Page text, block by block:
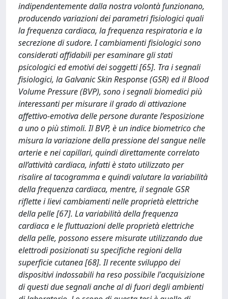
indipendentemente dalla nostra volontà funzionano,
producendo variazioni dei parametri fisiologici quali
la frequenza cardiaca, la frequenza respiratoria e la
secrezione di sudore. I cambiamenti fisiologici sono
considerati affidabili per esaminare gli stati
psicologici ed emotivi dei soggetti [65]. Tra i segnali
fisiologici, la Galvanic Skin Response (GSR) ed il Blood
Volume Pressure (BVP), sono i segnali biomedici più
interessanti per misurare il grado di attivazione
affettivo-emotiva delle persone durante l’esposizione
a uno o più stimoli. Il BVP, è un indice biometrico che
misura la variazione della pressione del sangue nelle
arterie e nei capillari, quindi direttamente correlato
all’attività cardiaca, infatti è stato utilizzato per
risalire al tacogramma e quindi valutare la variabilità
della frequenza cardiaca, mentre, il segnale GSR
riflette i lievi cambiamenti nelle proprietà elettriche
della pelle [67]. La variabilità della frequenza
cardiaca e le fluttuazioni delle proprietà elettriche
della pelle, possono essere misurate utilizzando due
elettrodi posizionati su specifiche regioni della
superficie cutanea [68]. Il recente sviluppo dei
dispositivi indossabili ha reso possibile l'acquisizione
di questi due segnali anche al di fuori degli ambienti